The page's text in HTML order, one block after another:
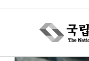
Skip